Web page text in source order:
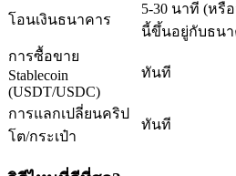
เป็นเทรดเดอร์คัดลอก
เพลิดเพลินกับการแบ่งปันผลก
ลอกการซื้อขาย
โอนเงินธนาคาร
5-30 นาที (หรื
นี้ขึ้นอยู่กับธนา
การซื้อขาย
Stablecoin
(USDT/USDC)
ทันที
การแลกเปลี่ยนคริป
โต/กระเป๋า
ทันที